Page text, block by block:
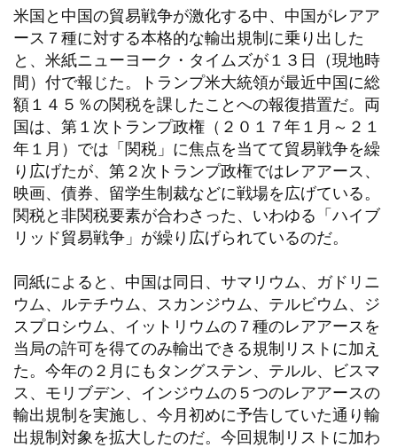
米国と中国の貿易戦争が激化する中、中国がレアア
ース７種に対する本格的な輸出規制に乗り出した
と、米紙ニューヨーク・タイムズが１３日（現地時
間）付で報じた。トランプ米大統領が最近中国に総
額１４５％の関税を課したことへの報復措置だ。両
国は、第１次トランプ政権（２０１７年１月～２１
年１月）では「関税」に焦点を当てて貿易戦争を繰
り広げたが、第２次トランプ政権ではレアアース、
映画、債券、留学生制裁などに戦場を広げている。
関税と非関税要素が合わさった、いわゆる「ハイブ
リッド貿易戦争」が繰り広げられているのだ。
同紙によると、中国は同日、サマリウム、ガドリニ
ウム、ルテチウム、スカンジウム、テルビウム、ジ
スプロシウム、イットリウムの７種のレアアースを
当局の許可を得てのみ輸出できる規制リストに加え
た。今年の２月にもタングステン、テルル、ビスマ
ス、モリブデン、インジウムの５つのレアアースの
輸出規制を実施し、今月初めに予告していた通り輸
出規制対象を拡大したのだ。今回規制リストに加わ